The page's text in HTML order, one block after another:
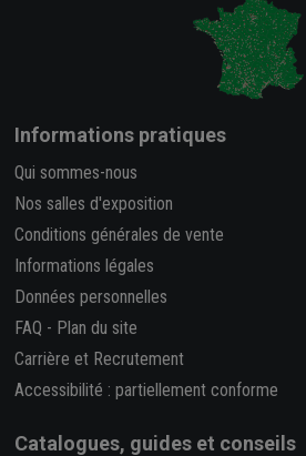
Informations pratiques
Qui sommes-nous
Nos salles d'exposition
Conditions générales de vente
Informations légales
Données personnelles
FAQ - Plan du site
Carrière et Recrutement
Accessibilité : partiellement conforme
Catalogues, guides et conseils